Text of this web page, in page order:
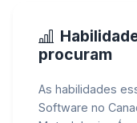
procuram
As habilidades
Software no